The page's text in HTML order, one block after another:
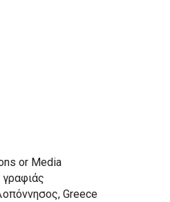
or Media
γραφιάς
Greece